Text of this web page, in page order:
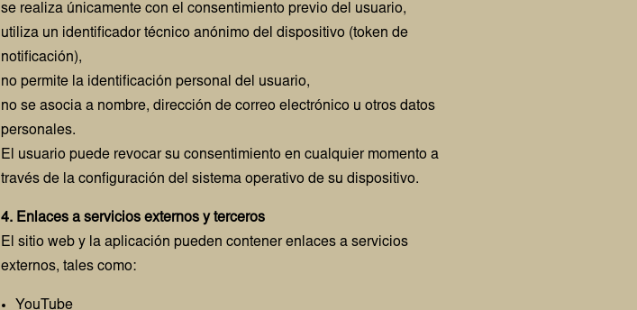
se realiza únicamente con el consentimiento previo del usuario,
utiliza un identificador técnico anónimo del dispositivo (token de
notificación),
no permite la identificación personal del usuario,
no se asocia a nombre, dirección de correo electrónico u otros datos
personales.
El usuario puede revocar su consentimiento en cualquier momento a
través de la configuración del sistema operativo de su dispositivo.
4. Enlaces a servicios externos y terceros
El sitio web y la aplicación pueden contener enlaces a servicios
externos, tales como:
YouTube